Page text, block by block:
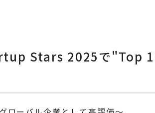
Stars 2025で"Top